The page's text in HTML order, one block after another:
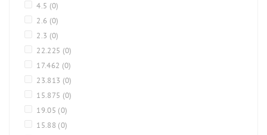
4.5 (0)
2.6 (0)
2.3 (0)
22.225 (0)
17.462 (0)
23.813 (0)
15.875 (0)
19.05 (0)
15.88 (0)